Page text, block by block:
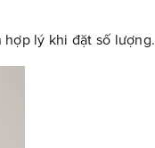
hợp lý khi đặt số lượng.